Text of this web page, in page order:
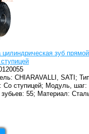
цилиндрическая зуб
CHIARAVALLI, SATI;
Со ступицей; Модуль, шаг:
55; Материал: